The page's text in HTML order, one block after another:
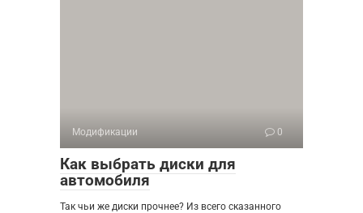
Модификации 0
Как выбрать диски для
автомобиля
Так чьи же диски прочнее? Из всего сказанного